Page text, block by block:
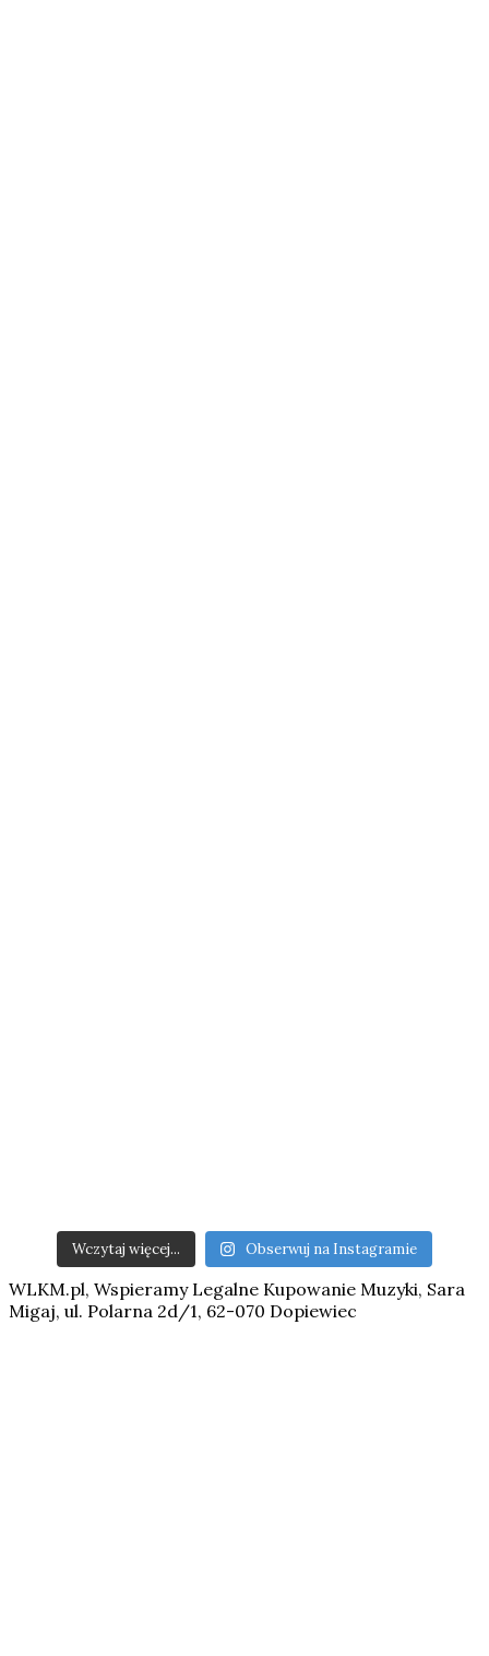
Wczytaj więcej... Obserwuj na Instagramie
WLKM.pl, Wspieramy Legalne Kupowanie Muzyki, Sara
Migaj, ul. Polarna 2d/1, 62-070 Dopiewiec